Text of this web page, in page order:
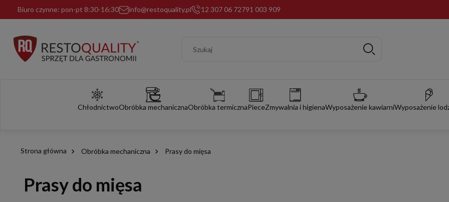
Biuro czynne: pon-pt 8:30-16:30 info@restoquality.pl 12 307 06 72791 003 909
ChłodnictwoObróbka mechanicznaObróbka termicznaPieceZmywalnia i higienaWyposażenie kawiarniWyposażenie
Strona główna Obróbka mechaniczna Prasy do mięsa
Prasy do mięsa